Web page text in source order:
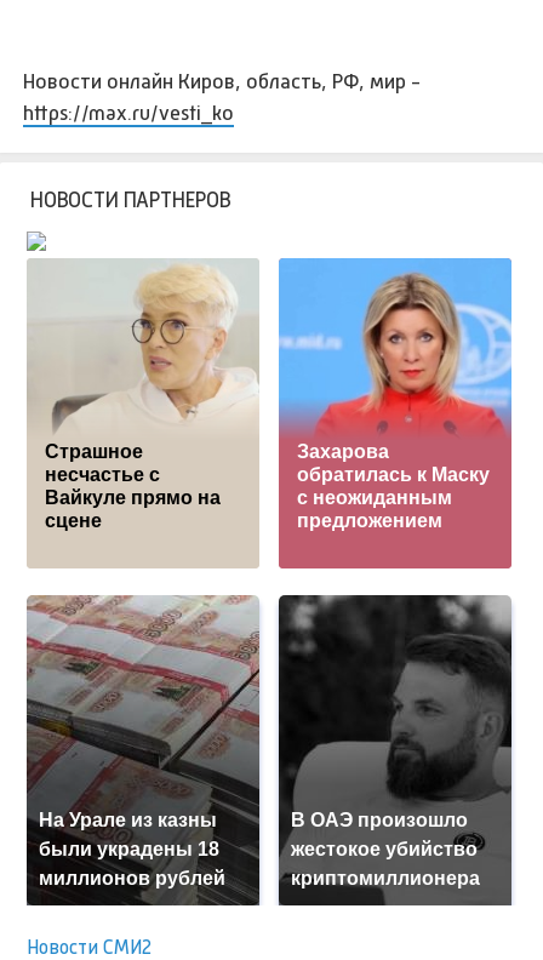
Новости онлайн Киров, область, РФ, мир -
https://max.ru/vesti_ko
НОВОСТИ ПАРТНЕРОВ
Страшное
несчастье с
Вайкуле прямо на
сцене
Захарова
обратилась к Маску
с неожиданным
предложением
На Урале из казны
были украдены 18
миллионов рублей
В ОАЭ произошло
жестокое убийство
криптомиллионера
Новости СМИ2